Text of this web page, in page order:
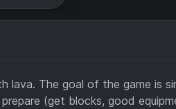
lava. The goal of the game is
(get blocks, good